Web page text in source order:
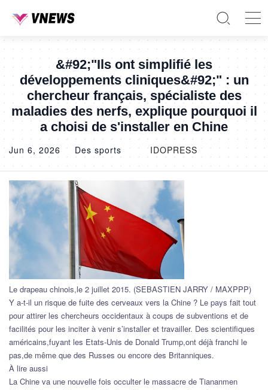
&#92;"Ils ont simplifié les
développements cliniques&#92;" : un
chercheur français, spécialiste des
maladies des nerfs, explique pourquoi il
a choisi de s'installer en Chine
Jun 6, 2026 Des sports IDOPRESS
Le drapeau chinois,le 2 juillet 2015. (SEBASTIEN JARRY / MAXPPP)
Y a-t-il un risque de fuite des cerveaux vers la Chine ? Le pays fait tout
pour attirer les chercheurs occidentaux à coups de subventions et de
facilités pour les inciter à venir s’installer et travailler. Des scientifiques
américains,fuyant les Etats-Unis de Donald Trump,ont déjà franchi le
pas,de même que des Russes ou encore des Britanniques.
À lire aussi
La Chine va une nouvelle fois occulter le massacre de Tiananmen